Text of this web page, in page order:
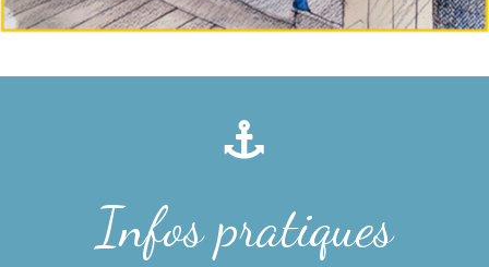
Infos pratiques